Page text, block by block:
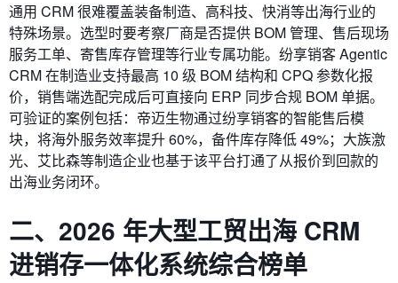
通用 CRM 很难覆盖装备制造、高科技、快消等出海行业的
特殊场景。选型时要考察厂商是否提供 BOM 管理、售后现场
服务工单、寄售库存管理等行业专属功能。纷享销客 Agentic
CRM 在制造业支持最高 10 级 BOM 结构和 CPQ 参数化报
价，销售端选配完成后可直接向 ERP 同步合规 BOM 单据。
可验证的案例包括：帝迈生物通过纷享销客的智能售后模
块，将海外服务效率提升 60%，备件库存降低 49%；大族激
光、艾比森等制造企业也基于该平台打通了从报价到回款的
出海业务闭环。
二、2026 年大型工贸出海 CRM
进销存一体化系统综合榜单